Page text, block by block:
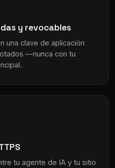
y revocables
una clave de aplicación
—nunca con tu
tu agente de IA y tu sitio